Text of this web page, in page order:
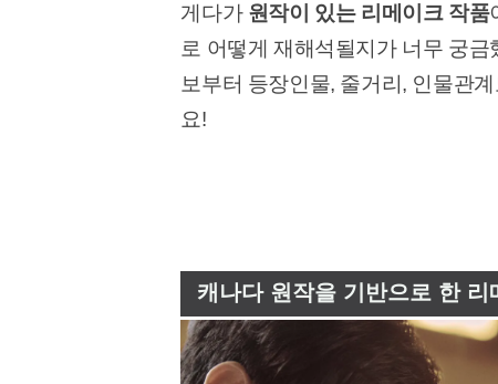
게다가 원작이 있는 리메이크 작품
로 어떻게 재해석될지가 너무 궁
보부터 등장인물, 줄거리, 인물관
요!
캐나다 원작을 기반으로 한 리